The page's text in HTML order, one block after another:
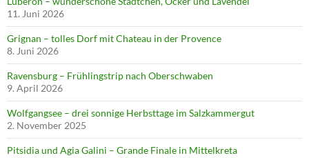
11. Juni 2026
Grignan – tolles Dorf mit Chateau in der Provence
8. Juni 2026
Ravensburg – Frühlingstrip nach Oberschwaben
9. April 2026
Wolfgangsee – drei sonnige Herbsttage im Salzkammergut
2. November 2025
Pitsidia und Agia Galini – Grande Finale in Mittelkreta